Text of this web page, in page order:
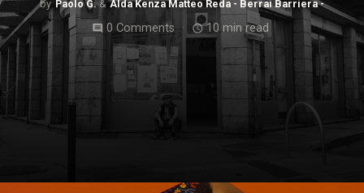
Paolo G. Alda Kenza Matteo Reda - Berrai Barriera -
comment 0 Comments access_time10 min read